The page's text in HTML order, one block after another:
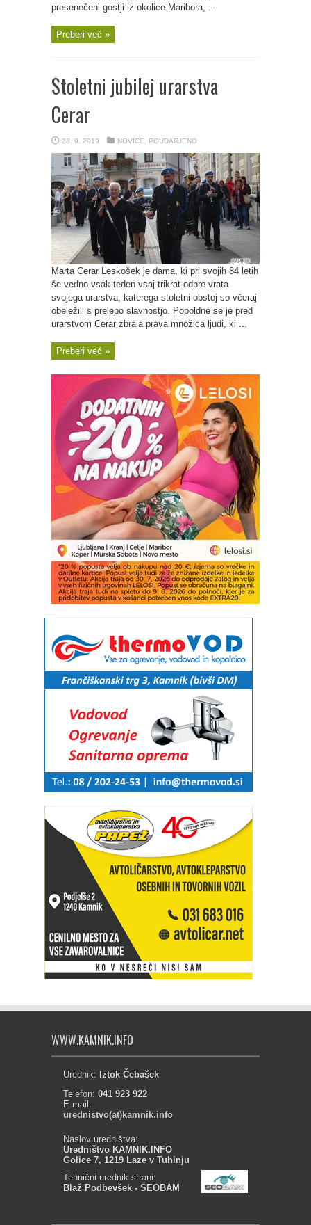
presenečeni gostji iz okolice Maribora, ...
Preberi več »
Stoletni jubilej urarstva
Cerar
28. 9. 2019 NOVICE POUDARJENO
Marta Cerar Leskošek je dama, ki pri svojih 84 letih
še vedno vsak teden vsaj trikrat odpre vrata
svojega urarstva, katerega stoletni obstoj so včeraj
obeležili s prelepo slavnostjo. Popoldne se je pred
urarstvom Cerar zbrala prava množica ljudi, ki ...
Preberi več »
WWW.KAMNIK.INFO
Urednik: Iztok Čebašek
Telefon: 041 923 922
E-mail:
urednistvo(at)kamnik.info
Naslov uredništva:
Uredništvo KAMNIK.INFO
Golice 7, 1219 Laze v Tuhinju
Tehnični urednik strani:
Blaž Podbevšek - SEOBAM